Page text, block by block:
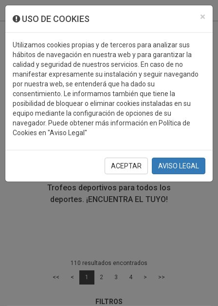
×
USO DE COOKIES
Utilizamos cookies propias y de terceros para analizar sus
hábitos de navegación en nuestra web y para garantizar la
calidad y seguridad de nuestros servicios. En caso de no
manifestar expresamente su instalación y seguir navegando
por nuestra web, se entenderá que ha dado su
consentimiento. Le informamos también que tiene la
posibilidad de bloquear o eliminar cookies instaladas en su
equipo mediante la configuración de opciones de su
navegador. Puede obtener más información en Política de
Cookies en "Aviso Legal"
ACEPTAR AVISO LEGAL
TROFEOS DEPORTIVOS
GIMNASIA
En esta sección encontrarás una gran variedad de
trofeos deportivos. Define tu búsqueda mediante los
filtros por deporte, material y precio del trofeo.
Trofeos deportivos para todos los
deportes. ¡ENCUENTRA EL TUYO!
110 resultados encontrados
<< < 1 2 3 4 > >>
FILTROS